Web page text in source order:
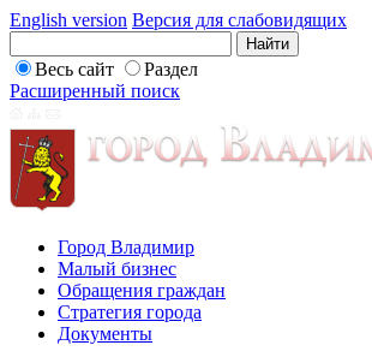
English version Версия для слабовидящих
Весь сайт
Раздел
Расширенный поиск
Город Владимир
Малый бизнес
Обращения граждан
Стратегия города
Документы